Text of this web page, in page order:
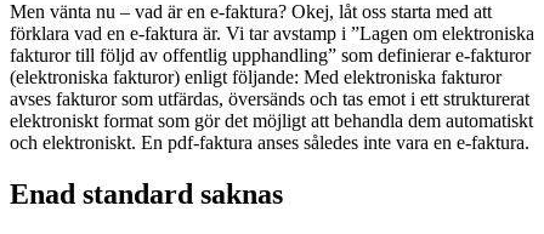
Men vänta nu – vad är en e-faktura? Okej, låt oss starta med att
förklara vad en e-faktura är. Vi tar avstamp i ”Lagen om elektroniska
fakturor till följd av offentlig upphandling” som definierar e-fakturor
(elektroniska fakturor) enligt följande: Med elektroniska fakturor
avses fakturor som utfärdas, översänds och tas emot i ett strukturerat
elektroniskt format som gör det möjligt att behandla dem automatiskt
och elektroniskt. En pdf-faktura anses således inte vara en e-faktura.
Enad standard saknas